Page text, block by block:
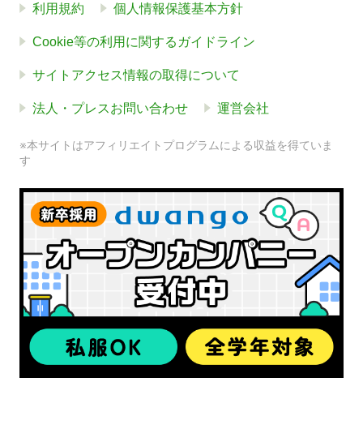
利用規約 個人情報保護基本方針
Cookie等の利用に関するガイドライン
サイトアクセス情報の取得について
法人・プレスお問い合わせ 運営会社
※本サイトはアフィリエイトプログラムによる収益を得ていま
す